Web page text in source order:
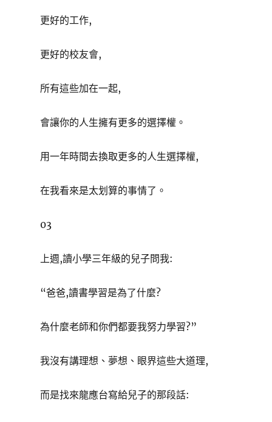
更好的工作,
更好的校友會,
所有這些加在一起,
會讓你的人生擁有更多的選擇權。
用一年時間去換取更多的人生選擇權,
在我看來是太划算的事情了。
03
上週,讀小學三年級的兒子問我:
“爸爸,讀書學習是為了什麼?
為什麼老師和你們都要我努力學習?”
我沒有講理想、夢想、眼界這些大道理,
而是找來龍應台寫給兒子的那段話: